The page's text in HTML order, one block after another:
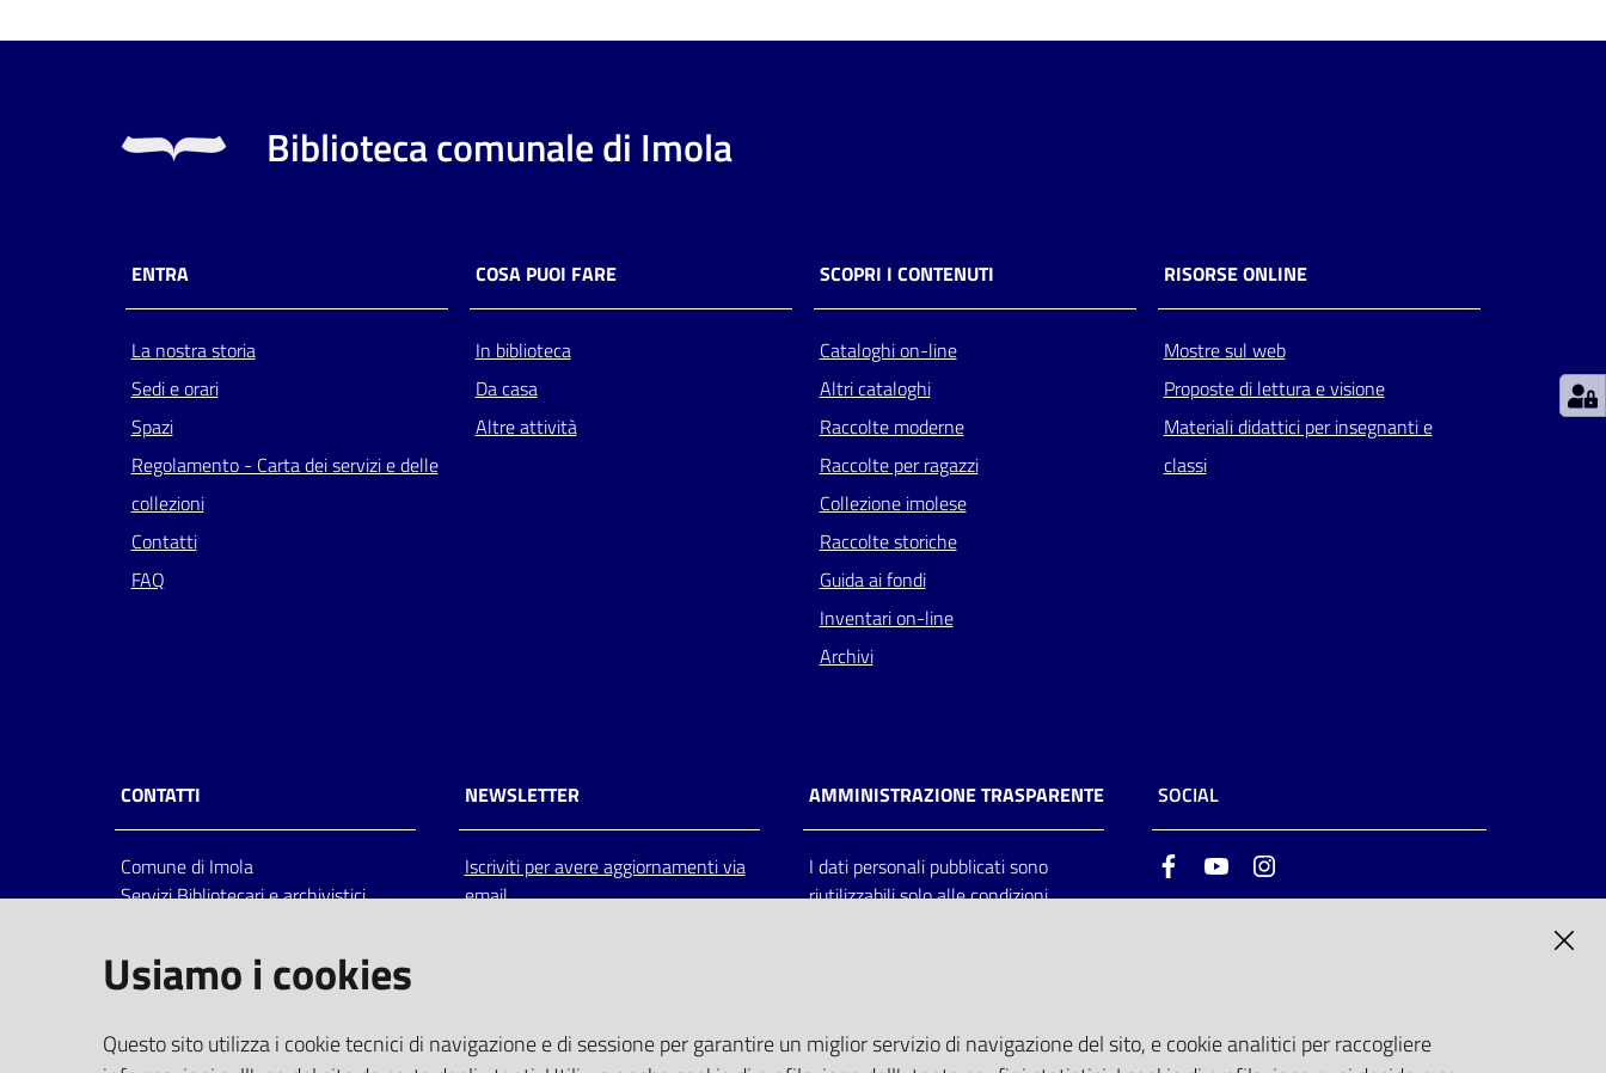
Biblioteca comunale di Imola
ENTRA
La nostra storia
Sedi e orari
Spazi
Regolamento - Carta dei servizi e delle
collezioni
Contatti
FAQ
COSA PUOI FARE
In biblioteca
Da casa
Altre attività
SCOPRI I CONTENUTI
Cataloghi on-line
Altri cataloghi
Raccolte moderne
Raccolte per ragazzi
Collezione imolese
Raccolte storiche
Guida ai fondi
Inventari on-line
Archivi
RISORSE ONLINE
Mostre sul web
Proposte di lettura e visione
Materiali didattici per insegnanti e
classi
CONTATTI
Comune di Imola
Servizi Bibliotecari e archivistici
Italia
centralino: tel 0542.6026.36 fax
bim@comune.imola.bo.it
PEC
NEWSLETTER
Iscriviti per avere aggiornamenti via
email
AMMINISTRAZIONE TRASPARENTE
I dati personali pubblicati sono
riutilizzabili solo alle condizioni
SOCIAL
FacebookYoutube
Usiamo i cookies
Questo sito utilizza i cookie tecnici di navigazione e di sessione per garantire un miglior servizio di navigazione del sito, e cookie analitici per raccogliere